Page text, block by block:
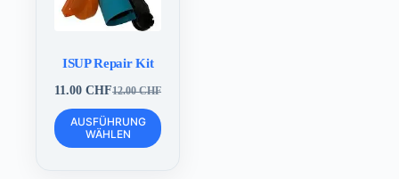
ISUP Repair Kit
12.00CHF
Ursprünglicher
Preis
war:
12.00 CHF
11.00CHFAktueller
Preis
ist:
11.00 CHF.
AUSFÜHRUNG
WÄHLEN
Dieses
Produkt
weist